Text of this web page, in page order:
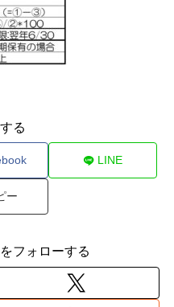
る
LINE
ー
フォローする